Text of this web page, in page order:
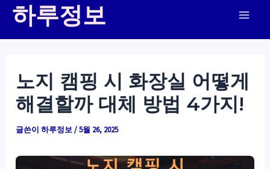
하루정보
노지 캠핑 시 화장실 어떻게
해결할까 대체 방법 4가지!
글쓴이하루정보/5월 26, 2025